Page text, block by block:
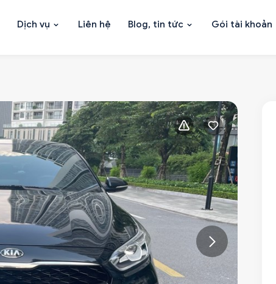
Dịch vụ Liên hệ Blog, tin tức Gói tài khoản